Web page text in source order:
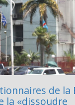
de la
la «dissoudre